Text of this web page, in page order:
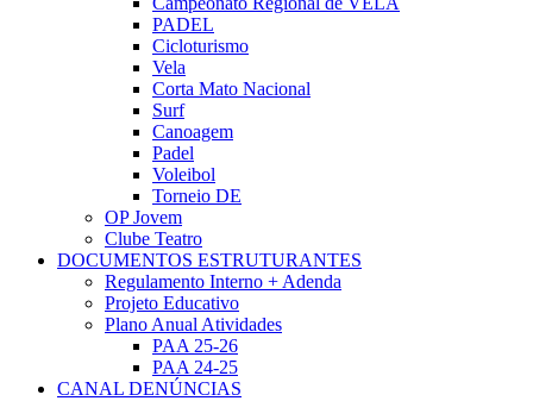
PADEL
Cicloturismo
Vela
Corta Mato Nacional
Surf
Canoagem
Padel
Voleibol
Torneio DE
OP Jovem
Clube Teatro
DOCUMENTOS ESTRUTURANTES
Regulamento Interno + Adenda
Projeto Educativo
Plano Anual Atividades
PAA 25-26
PAA 24-25
CANAL DENÚNCIAS